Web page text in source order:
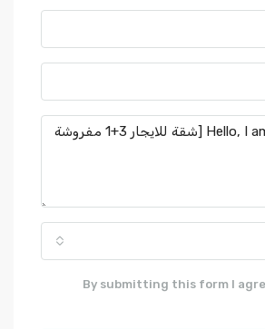
By submitting this form I